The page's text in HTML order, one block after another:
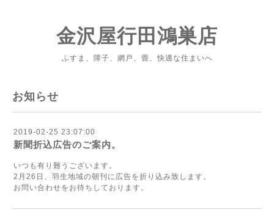
金沢屋行田鴻巣店
ふすま、障子、網戸、畳、快適な住まいへ
お知らせ
2019-02-25 23:07:00
新聞折込広告のご案内。
いつも有り難うございます。
2月26日、羽生地域の朝刊に広告を折り込み致します。
お問い合わせをお待ちしております。